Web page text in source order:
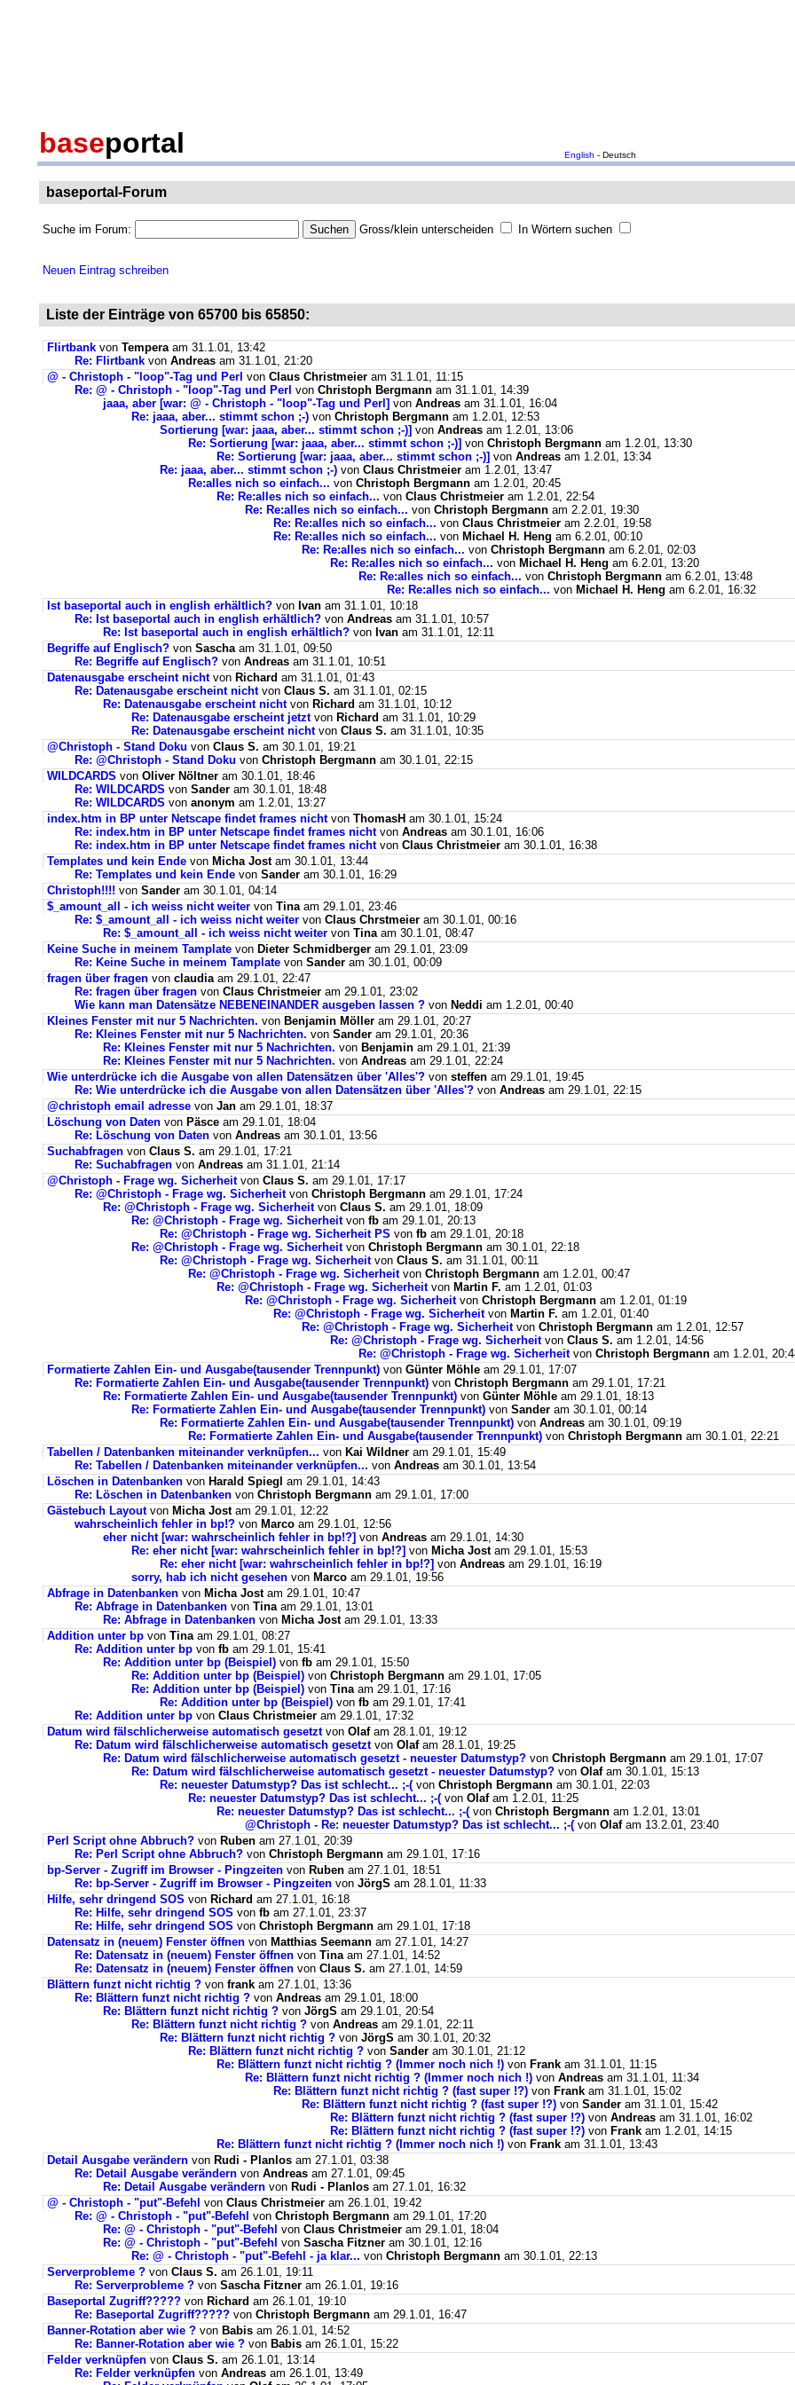
baseportal English - Deutsch
baseportal-Forum
Suche im Forum: Gross/klein unterscheiden In Wörtern suchen
Neuen Eintrag schreiben
Liste der Einträge von 65700 bis 65850:
Flirtbank von Temperaam 31.1.01, 13:42
Re: Flirtbank von Andreas am 31.1.01, 21:20
@ - Christoph - "loop"-Tag und Perl von Claus Christmeier am 31.1.01, 11:15
Re: @ - Christoph - "loop"-Tag und Perl von Christoph Bergmann am 31.1.01, 14:39
jaaa, aber [war: @ - Christoph - "loop"-Tag und Perl] von Andreas am 31.1.01, 16:04
Re: jaaa, aber... stimmt schon ;-) von Christoph Bergmann am 1.2.01, 12:53
Sortierung [war: jaaa, aber... stimmt schon ;-)] von Andreas am 1.2.01, 13:06
Re: Sortierung [war: jaaa, aber... stimmt schon ;-)] von Christoph Bergmann am 1.2.01, 13:30
Re: Sortierung [war: jaaa, aber... stimmt schon ;-)] von Andreas am 1.2.01, 13:34
Re: jaaa, aber... stimmt schon ;-) von Claus Christmeier am 1.2.01, 13:47
Re:alles nich so einfach... von Christoph Bergmann am 1.2.01, 20:45
Re: Re:alles nich so einfach... von Claus Christmeier am 1.2.01, 22:54
Re: Re:alles nich so einfach... von Christoph Bergmann am 2.2.01, 19:30
Re: Re:alles nich so einfach... von Claus Christmeier am 2.2.01, 19:58
Re: Re:alles nich so einfach... von Michael H. Heng am 6.2.01, 00:10
Re: Re:alles nich so einfach... von Christoph Bergmann am 6.2.01, 02:03
Re: Re:alles nich so einfach... von Michael H. Heng am 6.2.01, 13:20
Re: Re:alles nich so einfach... von Christoph Bergmann am 6.2.01, 13:48
Re: Re:alles nich so einfach... von Michael H. Heng am 6.2.01, 16:32
Ist baseportal auch in english erhältlich? von Ivan am 31.1.01, 10:18
Re: Ist baseportal auch in english erhältlich? von Andreas am 31.1.01, 10:57
Re: Ist baseportal auch in english erhältlich? von Ivan am 31.1.01, 12:11
Begriffe auf Englisch? von Saschaam 31.1.01, 09:50
Re: Begriffe auf Englisch? von Andreas am 31.1.01, 10:51
Datenausgabe erscheint nichtvon Richard am 31.1.01, 01:43
Re: Datenausgabe erscheint nichtvon Claus S. am 31.1.01, 02:15
Re: Datenausgabe erscheint nichtvon Richard am 31.1.01, 10:12
Re: Datenausgabe erscheint jetztvon Richard am 31.1.01, 10:29
Re: Datenausgabe erscheint nichtvon Claus S. am 31.1.01, 10:35
@Christoph - Stand Doku von Claus S. am 30.1.01, 19:21
Re: @Christoph - Stand Doku von Christoph Bergmann am 30.1.01, 22:15
WILDCARDS von Oliver Nöltner am 30.1.01, 18:46
Re: WILDCARDS von Sander am 30.1.01, 18:48
Re: WILDCARDS von anonym am 1.2.01, 13:27
index.htm in BP unter Netscape findet frames nichtvon ThomasH am 30.1.01, 15:24
Re: index.htm in BP unter Netscape findet frames nichtvon Andreas am 30.1.01, 16:06
Re: index.htm in BP unter Netscape findet frames nichtvon Claus Christmeier am 30.1.01, 16:38
Templates und kein Ende von Micha Jostam 30.1.01, 13:44
Re: Templates und kein Ende von Sander am 30.1.01, 16:29
Christoph!!!! von Sander am 30.1.01, 04:14
$_amount_all - ich weiss nicht weiter von Tinaam 29.1.01, 23:46
Re: $_amount_all - ich weiss nicht weiter von Claus Chrstmeier am 30.1.01, 00:16
Re: $_amount_all - ich weiss nicht weiter von Tinaam 30.1.01, 08:47
Keine Suche in meinem Tamplate von Dieter Schmidberger am 29.1.01, 23:09
Re: Keine Suche in meinem Tamplate von Sander am 30.1.01, 00:09
fragen über fragen von claudiaam 29.1.01, 22:47
Re: fragen über fragen von Claus Christmeier am 29.1.01, 23:02
Wie kann man Datensätze NEBENEINANDER ausgeben lassen ? von Neddi am 1.2.01, 00:40
Kleines Fenster mit nur 5 Nachrichten. von Benjamin Möller am 29.1.01, 20:27
Re: Kleines Fenster mit nur 5 Nachrichten. von Sander am 29.1.01, 20:36
Re: Kleines Fenster mit nur 5 Nachrichten. von Benjamin am 29.1.01, 21:39
Re: Kleines Fenster mit nur 5 Nachrichten. von Andreas am 29.1.01, 22:24
Wie unterdrücke ich die Ausgabe von allen Datensätzen über 'Alles'? von steffen am 29.1.01, 19:45
Re: Wie unterdrücke ich die Ausgabe von allen Datensätzen über 'Alles'? von Andreas am 29.1.01, 22:15
@christoph email adresse von Jan am 29.1.01, 18:37
Löschung von Daten von Päsce am 29.1.01, 18:04
Re: Löschung von Daten von Andreas am 30.1.01, 13:56
Suchabfragen von Claus S. am 29.1.01, 17:21
Re: Suchabfragen von Andreas am 31.1.01, 21:14
@Christoph - Frage wg. Sicherheitvon Claus S. am 29.1.01, 17:17
Re: @Christoph - Frage wg. Sicherheitvon Christoph Bergmann am 29.1.01, 17:24
Re: @Christoph - Frage wg. Sicherheitvon Claus S. am 29.1.01, 18:09
Re: @Christoph - Frage wg. Sicherheitvon fb am 29.1.01, 20:13
Re: @Christoph - Frage wg. Sicherheit PS von fb am 29.1.01, 20:18
Re: @Christoph - Frage wg. Sicherheitvon Christoph Bergmann am 30.1.01, 22:18
Re: @Christoph - Frage wg. Sicherheitvon Claus S. am 31.1.01, 00:11
Re: @Christoph - Frage wg. Sicherheitvon Christoph Bergmann am 1.2.01, 00:47
Re: @Christoph - Frage wg. Sicherheitvon Martin F. am 1.2.01, 01:03
Re: @Christoph - Frage wg. Sicherheitvon Christoph Bergmann am 1.2.01, 01:19
Re: @Christoph - Frage wg. Sicherheitvon Martin F. am 1.2.01, 01:40
Re: @Christoph - Frage wg. Sicherheitvon Christoph Bergmann am 1.2.01, 12:57
Re: @Christoph - Frage wg. Sicherheitvon Claus S. am 1.2.01, 14:56
Re: @Christoph - Frage wg. Sicherheitvon Christoph Bergmann am 1.2.01,
Formatierte Zahlen Ein- und Ausgabe(tausender Trennpunkt) von Günter Möhle am 29.1.01, 17:07
Re: Formatierte Zahlen Ein- und Ausgabe(tausender Trennpunkt) von Christoph Bergmann am 29.1.01, 17:21
Re: Formatierte Zahlen Ein- und Ausgabe(tausender Trennpunkt) von Günter Möhle am 29.1.01, 18:13
Re: Formatierte Zahlen Ein- und Ausgabe(tausender Trennpunkt) von Sander am 30.1.01, 00:14
Re: Formatierte Zahlen Ein- und Ausgabe(tausender Trennpunkt) von Andreas am 30.1.01, 09:19
Re: Formatierte Zahlen Ein- und Ausgabe(tausender Trennpunkt) von Christoph Bergmann am 30.1.01, 22:21
Tabellen / Datenbanken miteinander verknüpfen... von Kai Wildner am 29.1.01, 15:49
Re: Tabellen / Datenbanken miteinander verknüpfen... von Andreas am 30.1.01, 13:54
Löschen in Datenbanken von Harald Spiegl am 29.1.01, 14:43
Re: Löschen in Datenbanken von Christoph Bergmann am 29.1.01, 17:00
Gästebuch Layoutvon Micha Jostam 29.1.01, 12:22
wahrscheinlich fehler in bp!? von Marco am 29.1.01, 12:56
eher nicht [war: wahrscheinlich fehler in bp!?] von Andreas am 29.1.01, 14:30
Re: eher nicht [war: wahrscheinlich fehler in bp!?] von Micha Jostam 29.1.01, 15:53
Re: eher nicht [war: wahrscheinlich fehler in bp!?] von Andreas am 29.1.01, 16:19
sorry, hab ich nicht gesehen von Marco am 29.1.01, 19:56
Abfrage in Datenbanken von Micha Jostam 29.1.01, 10:47
Re: Abfrage in Datenbanken von Tinaam 29.1.01, 13:01
Re: Abfrage in Datenbanken von Micha Jostam 29.1.01, 13:33
Addition unter bp von Tinaam 29.1.01, 08:27
Re: Addition unter bp von fb am 29.1.01, 15:41
Re: Addition unter bp (Beispiel) von fb am 29.1.01, 15:50
Re: Addition unter bp (Beispiel) von Christoph Bergmann am 29.1.01, 17:05
Re: Addition unter bp (Beispiel) von Tinaam 29.1.01, 17:16
Re: Addition unter bp (Beispiel) von fb am 29.1.01, 17:41
Re: Addition unter bp von Claus Christmeier am 29.1.01, 17:32
Datum wird fälschlicherweise automatisch gesetztvon Olafam 28.1.01, 19:12
Re: Datum wird fälschlicherweise automatisch gesetztvon Olafam 28.1.01, 19:25
Re: Datum wird fälschlicherweise automatisch gesetzt - neuester Datumstyp? von Christoph Bergmann am 29.1.01, 17:07
Re: Datum wird fälschlicherweise automatisch gesetzt - neuester Datumstyp? von Olafam 30.1.01, 15:13
Re: neuester Datumstyp? Das ist schlecht... ;-( von Christoph Bergmann am 30.1.01, 22:03
Re: neuester Datumstyp? Das ist schlecht... ;-( von Olafam 1.2.01, 11:25
Re: neuester Datumstyp? Das ist schlecht... ;-( von Christoph Bergmann am 1.2.01, 13:01
@Christoph - Re: neuester Datumstyp? Das ist schlecht... ;-( von Olafam 13.2.01, 23:40
Perl Script ohne Abbruch? von Ruben am 27.1.01, 20:39
Re: Perl Script ohne Abbruch? von Christoph Bergmann am 29.1.01, 17:16
bp-Server - Zugriff im Browser - Pingzeiten von Ruben am 27.1.01, 18:51
Re: bp-Server - Zugriff im Browser - Pingzeiten von JörgS am 28.1.01, 11:33
Hilfe, sehr dringend SOS von Richard am 27.1.01, 16:18
Re: Hilfe, sehr dringend SOS von fb am 27.1.01, 23:37
Re: Hilfe, sehr dringend SOS von Christoph Bergmann am 29.1.01, 17:18
Datensatz in (neuem) Fenster öffnen von Matthias Seemann am 27.1.01, 14:27
Re: Datensatz in (neuem) Fenster öffnen von Tinaam 27.1.01, 14:52
Re: Datensatz in (neuem) Fenster öffnen von Claus S. am 27.1.01, 14:59
Blättern funzt nicht richtig ? von frank am 27.1.01, 13:36
Re: Blättern funzt nicht richtig ? von Andreas am 29.1.01, 18:00
Re: Blättern funzt nicht richtig ? von JörgS am 29.1.01, 20:54
Re: Blättern funzt nicht richtig ? von Andreas am 29.1.01, 22:11
Re: Blättern funzt nicht richtig ? von JörgS am 30.1.01, 20:32
Re: Blättern funzt nicht richtig ? von Sander am 30.1.01, 21:12
Re: Blättern funzt nicht richtig ? (Immer noch nich !) von Frank am 31.1.01, 11:15
Re: Blättern funzt nicht richtig ? (Immer noch nich !) von Andreas am 31.1.01, 11:34
Re: Blättern funzt nicht richtig ? (fast super !?) von Frank am 31.1.01, 15:02
Re: Blättern funzt nicht richtig ? (fast super !?) von Sander am 31.1.01, 15:42
Re: Blättern funzt nicht richtig ? (fast super !?) von Andreas am 31.1.01, 16:02
Re: Blättern funzt nicht richtig ? (fast super !?) von Frank am 1.2.01, 14:15
Re: Blättern funzt nicht richtig ? (Immer noch nich !) von Frank am 31.1.01, 13:43
Detail Ausgabe verändern von Rudi - Planlos am 27.1.01, 03:38
Re: Detail Ausgabe verändern von Andreas am 27.1.01, 09:45
Re: Detail Ausgabe verändern von Rudi - Planlos am 27.1.01, 16:32
@ - Christoph - "put"-Befehl von Claus Christmeier am 26.1.01, 19:42
Re: @ - Christoph - "put"-Befehl von Christoph Bergmann am 29.1.01, 17:20
Re: @ - Christoph - "put"-Befehl von Claus Christmeier am 29.1.01, 18:04
Re: @ - Christoph - "put"-Befehl von Sascha Fitzner am 30.1.01, 12:16
Re: @ - Christoph - "put"-Befehl - ja klar... von Christoph Bergmann am 30.1.01, 22:13
Serverprobleme ? von Claus S. am 26.1.01, 19:11
Re: Serverprobleme ? von Sascha Fitzner am 26.1.01, 19:16
Baseportal Zugriff????? von Richard am 26.1.01, 19:10
Re: Baseportal Zugriff????? von Christoph Bergmann am 29.1.01, 16:47
Banner-Rotation aber wie ? von Babis am 26.1.01, 14:52
Re: Banner-Rotation aber wie ? von Babis am 26.1.01, 15:22
Felder verknüpfen von Claus S. am 26.1.01, 13:14
Re: Felder verknüpfen von Andreas am 26.1.01, 13:49